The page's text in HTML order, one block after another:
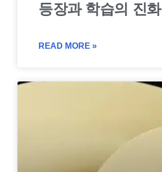
등장과 학습의 진화
READ MORE »